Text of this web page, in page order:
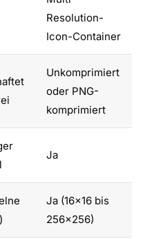
Resolution-
Icon-Container
Unkomprimiert
oder PNG-
komprimiert
Ja
Ja (16x16 bis
256x256)